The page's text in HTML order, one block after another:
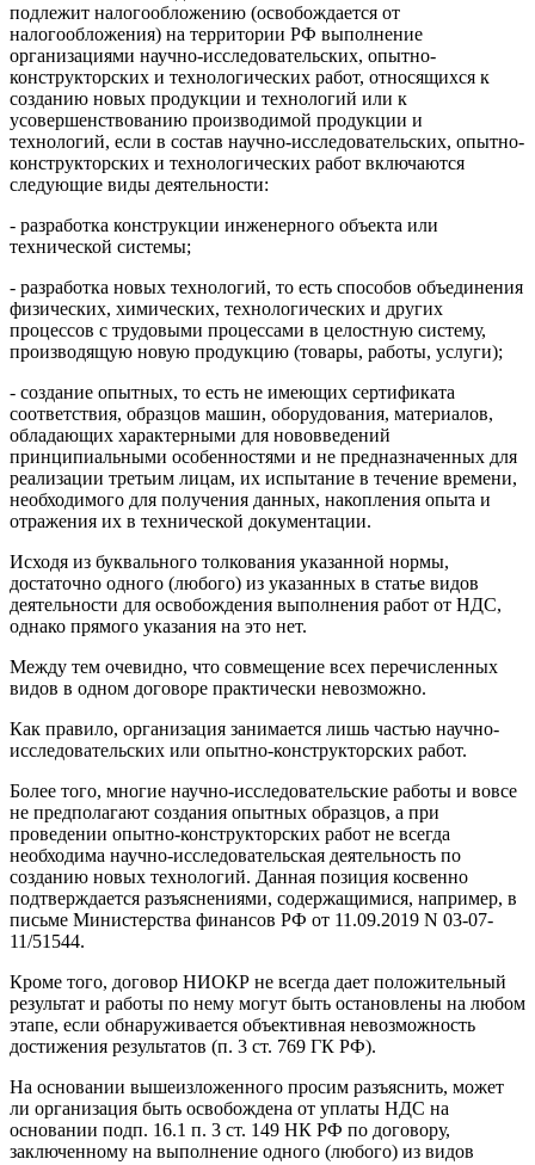
подлежит налогообложению (освобождается от
налогообложения) на территории РФ выполнение
организациями научно-исследовательских, опытно-
конструкторских и технологических работ, относящихся к
созданию новых продукции и технологий или к
усовершенствованию производимой продукции и
технологий, если в состав научно-исследовательских, опытно-
конструкторских и технологических работ включаются
следующие виды деятельности:
- разработка конструкции инженерного объекта или
технической системы;
- разработка новых технологий, то есть способов объединения
физических, химических, технологических и других
процессов с трудовыми процессами в целостную систему,
производящую новую продукцию (товары, работы, услуги);
- создание опытных, то есть не имеющих сертификата
соответствия, образцов машин, оборудования, материалов,
обладающих характерными для нововведений
принципиальными особенностями и не предназначенных для
реализации третьим лицам, их испытание в течение времени,
необходимого для получения данных, накопления опыта и
отражения их в технической документации.
Исходя из буквального толкования указанной нормы,
достаточно одного (любого) из указанных в статье видов
деятельности для освобождения выполнения работ от НДС,
однако прямого указания на это нет.
Между тем очевидно, что совмещение всех перечисленных
видов в одном договоре практически невозможно.
Как правило, организация занимается лишь частью научно-
исследовательских или опытно-конструкторских работ.
Более того, многие научно-исследовательские работы и вовсе
не предполагают создания опытных образцов, а при
проведении опытно-конструкторских работ не всегда
необходима научно-исследовательская деятельность по
созданию новых технологий. Данная позиция косвенно
подтверждается разъяснениями, содержащимися, например, в
письме Министерства финансов РФ от 11.09.2019 N 03-07-
11/51544.
Кроме того, договор НИОКР не всегда дает положительный
результат и работы по нему могут быть остановлены на любом
этапе, если обнаруживается объективная невозможность
достижения результатов (п. 3 ст. 769 ГК РФ).
На основании вышеизложенного просим разъяснить, может
ли организация быть освобождена от уплаты НДС на
основании подп. 16.1 п. 3 ст. 149 НК РФ по договору,
заключенному на выполнение одного (любого) из видов